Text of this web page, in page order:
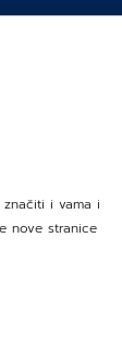
i vama i
nove stranice